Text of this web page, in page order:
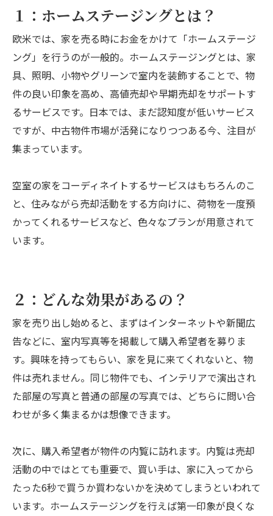
１：ホームステージングとは？
欧米では、家を売る時にお金をかけて「ホームステージ
ング」を行うのが一般的。ホームステージングとは、家
具、照明、小物やグリーンで室内を装飾することで、物
件の良い印象を高め、高値売却や早期売却をサポートす
るサービスです。日本では、まだ認知度が低いサービス
ですが、中古物件市場が活発になりつつある今、注目が
集まっています。
空室の家をコーディネイトするサービスはもちろんのこ
と、住みながら売却活動をする方向けに、荷物を一度預
かってくれるサービスなど、色々なプランが用意されて
います。
２：どんな効果があるの？
家を売り出し始めると、まずはインターネットや新聞広
告などに、室内写真等を掲載して購入希望者を募りま
す。興味を持ってもらい、家を見に来てくれないと、物
件は売れません。同じ物件でも、インテリアで演出され
た部屋の写真と普通の部屋の写真では、どちらに問い合
わせが多く集まるかは想像できます。
次に、購入希望者が物件の内覧に訪れます。内覧は売却
活動の中ではとても重要で、買い手は、家に入ってから
たった6秒で買うか買わないかを決めてしまうといわれて
います。ホームステージングを行えば第一印象が良くな